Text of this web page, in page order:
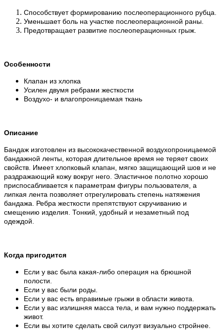
Способствует формированию послеоперационного рубца.
Уменьшает боль на участке послеоперационной раны.
Предотвращает развитие послеоперационных грыж.
Особенности
Клапан из хлопка
Усилен двумя ребрами жесткости
Воздухо- и влагопроницаемая ткань
Описание
Бандаж изготовлен из высококачественной воздухопроницаемой
бандажной ленты, которая длительное время не теряет своих
свойств. Имеет хлопковый клапан, мягко защищающий шов и не
раздражающий кожу вокруг него. Эластичное полотно хорошо
приспосабливается к параметрам фигуры пользователя, а
липкая лента позволяет отрегулировать степень натяжения
бандажа. Ребра жесткости препятствуют скручиванию и
смещению изделия. Тонкий, удобный и незаметный под
одеждой.
Когда пригодится
Если у вас была какая-либо операция на брюшной
полости.
Если у вас были роды.
Если у вас есть вправимые грыжи в области живота.
Если у вас излишняя масса тела, и вам нужно поддержать
живот.
Если вы хотите сделать свой силуэт визуально стройнее.